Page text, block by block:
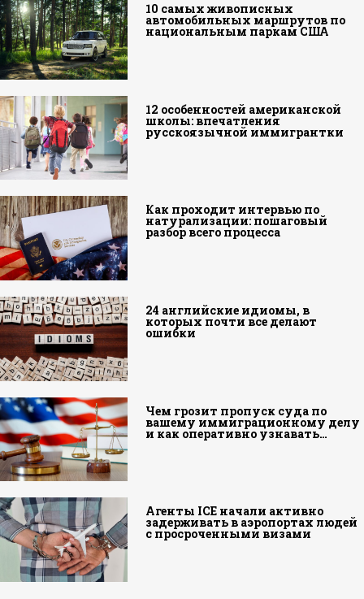
10 самых живописных
автомобильных маршрутов по
национальным паркам США
12 особенностей американской
школы: впечатления
русскоязычной иммигрантки
Как проходит интервью по
натурализации: пошаговый
разбор всего процесса
24 английские идиомы, в
которых почти все делают
ошибки
Чем грозит пропуск суда по
вашему иммиграционному делу
и как оперативно узнавать…
Агенты ICE начали активно
задерживать в аэропортах людей
с просроченными визами